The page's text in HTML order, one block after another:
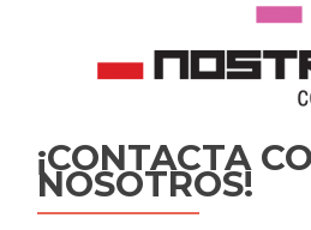
¡CONTACTA
NOSOTROS!